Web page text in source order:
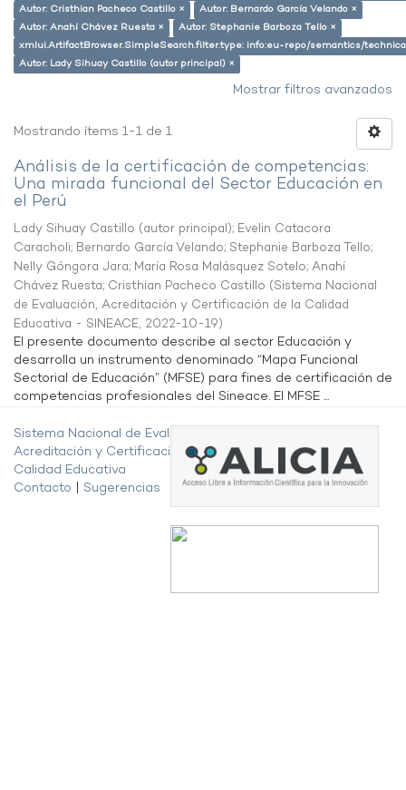
Autor: Cristhian Pacheco Castillo ×
Autor: Bernardo García Velando ×
Autor: Anahí Chávez Ruesta ×
Autor: Stephanie Barboza Tello ×
xmlui.ArtifactBrowser.SimpleSearch.filter.type: info:eu-repo/semantics/
Autor: Lady Sihuay Castillo (autor principal) ×
Mostrar filtros avanzados
Mostrando ítems 1-1 de 1
Análisis de la certificación de competencias:
Una mirada funcional del Sector Educación en
el Perú
Lady Sihuay Castillo (autor principal); Evelin Catacora
Caracholi; Bernardo García Velando; Stephanie Barboza Tello;
Nelly Góngora Jara; María Rosa Malásquez Sotelo; Anahí
Chávez Ruesta; Cristhian Pacheco Castillo (Sistema Nacional
de Evaluación, Acreditación y Certificación de la Calidad
Educativa - SINEACE, 2022-10-19)
El presente documento describe al sector Educación y
desarrolla un instrumento denominado “Mapa Funcional
Sectorial de Educación” (MFSE) para fines de certificación de
competencias profesionales del Sineace. El MFSE ...
Sistema Nacional de Evaluación,
Acreditación y Certificación de la
Calidad Educativa
Contacto
Sugerencias